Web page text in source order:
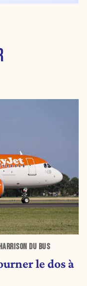
DU BUS
le dos à